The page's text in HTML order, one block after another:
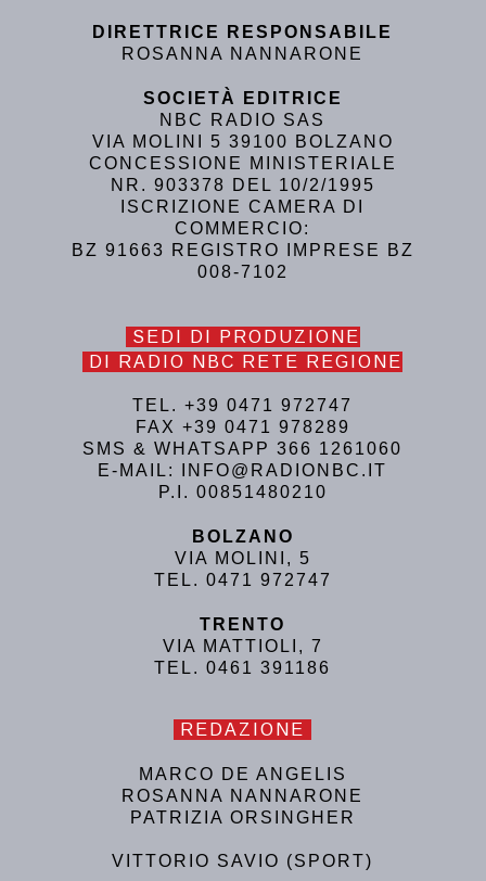
DIRETTRICE RESPONSABILE
ROSANNA NANNARONE
SOCIETÀ EDITRICE
NBC RADIO SAS
VIA MOLINI 5 39100 BOLZANO
CONCESSIONE MINISTERIALE
NR. 903378 DEL 10/2/1995
ISCRIZIONE CAMERA DI
COMMERCIO:
BZ 91663 REGISTRO IMPRESE BZ
008-7102
SEDI DI PRODUZIONE
DI RADIO NBC RETE REGIONE
TEL. +39 0471 972747
FAX +39 0471 978289
SMS & WHATSAPP 366 1261060
E-MAIL: INFO@RADIONBC.IT
P.I. 00851480210
BOLZANO
VIA MOLINI, 5
TEL. 0471 972747
TRENTO
VIA MATTIOLI, 7
TEL. 0461 391186
REDAZIONE
MARCO DE ANGELIS
ROSANNA NANNARONE
PATRIZIA ORSINGHER
VITTORIO SAVIO (SPORT)